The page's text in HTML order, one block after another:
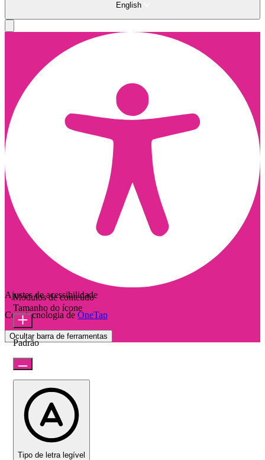
English
Ajustes de acessibilidade
Com tecnologia de OneTap
Ocultar barra de ferramentas
Módulos de conteúdo
Tamanho do ícone
Padrão
Tipo de letra legível